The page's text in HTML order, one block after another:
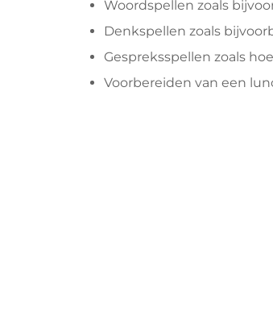
Woordspellen zoals
Denkspellen zoals
Gespreksspellen zoals
Voorbereiden van een